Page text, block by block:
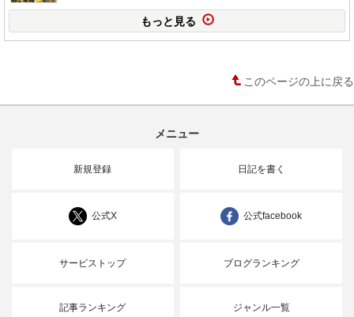
もっと見る
このページの上に戻る
メニュー
新規登録 日記を書く
公式X 公式facebook
サービストップ ブログランキング
記事ランキング ジャンル一覧